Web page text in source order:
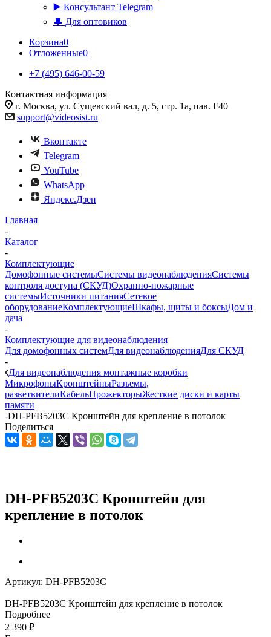
▶️ Консультант Telegram
🔔 Для оптовиков
Корзина0
Отложенные0
+7 (495) 646-00-59
Контактная информация
г. Москва, ул. Сущевский вал, д. 5, стр. 1а, пав. F40
support@videosist.ru
Вконтакте
Telegram
YouTube
WhatsApp
Яндекс.Дзен
Главная
-
Каталог
-
Комплектующие
Домофонные системыСистемы видеонаблюденияСистемы
контроля доступа (СКУД)Охранно-пожарные
системыИсточники питанияСетевое
оборудованиеКомплектующиеШкафы, щиты и боксыДом и
дача
-
Комплектующие для видеонаблюдения
Для домофонных системДля видеонаблюденияДля СКУД
-
Для видеонаблюдения монтажные коробки
МикрофоныКронштейныРазъемы,
разветвителиКабельПрожекторыЖесткие диски и карты
памяти
-DH-PFB5203C Кронштейн для крепление в потолок
Поделиться
DH-PFB5203C Кронштейн для
крепление в потолок
Артикул: DH-PFB5203C
DH-PFB5203C Кронштейн для крепление в потолок
Подробнее
2 390 ₽